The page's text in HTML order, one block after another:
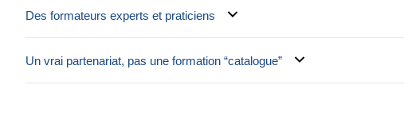
Des formateurs experts et praticiens
Un vrai partenariat, pas une formation “catalogue”